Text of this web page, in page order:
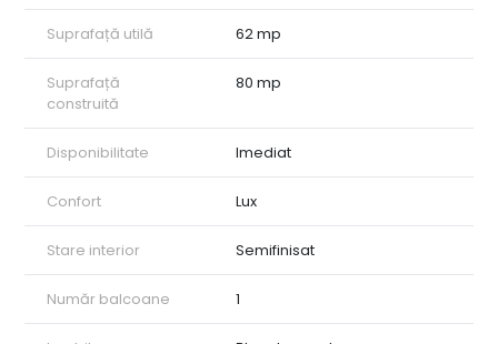
Suprafață utilă 62 mp
Suprafață
construită
80 mp
Disponibilitate Imediat
Confort Lux
Stare interior Semifinisat
Număr balcoane 1